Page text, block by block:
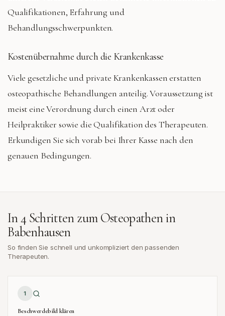
Qualifikationen, Erfahrung und
Behandlungsschwerpunkten.
Kostenübernahme durch die Krankenkasse
Viele gesetzliche und private Krankenkassen erstatten
osteopathische Behandlungen anteilig. Voraussetzung ist
meist eine Verordnung durch einen Arzt oder
Heilpraktiker sowie die Qualifikation des Therapeuten.
Erkundigen Sie sich vorab bei Ihrer Kasse nach den
genauen Bedingungen.
In 4 Schritten zum Osteopathen in
Babenhausen
So finden Sie schnell und unkompliziert den passenden
Therapeuten.
1
Beschwerdebild klären